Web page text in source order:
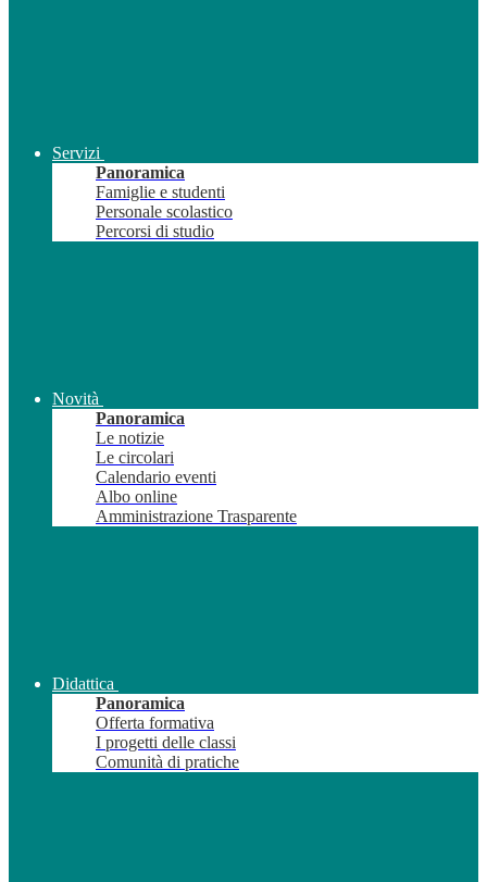
Servizi
Panoramica
Famiglie e studenti
Personale scolastico
Percorsi di studio
Novità
Panoramica
Le notizie
Le circolari
Calendario eventi
Albo online
Amministrazione Trasparente
Didattica
Panoramica
Offerta formativa
I progetti delle classi
Comunità di pratiche